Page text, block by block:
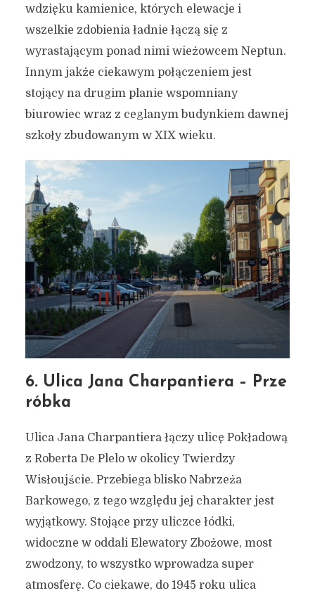
7 ulic, pokazujących jak
ciekawym miastem jest
Gdańsk #29
21 kwietnia 2024
4 min czytania
Kamil Sulewski
wdzięku kamienice, których elewacje i
wszelkie zdobienia ładnie łączą się z
wyrastającym ponad nimi wieżowcem Neptun.
Innym jakże ciekawym połączeniem jest
stojący na drugim planie wspomniany
biurowiec wraz z ceglanym budynkiem dawnej
szkoły zbudowanym w XIX wieku.
6. Ulica Jana Charpantiera – Prze
róbka
Ulica Jana Charpantiera łączy ulicę Pokładową
z Roberta De Plelo w okolicy Twierdzy
Wisłoujście. Przebiega blisko Nabrzeża
Barkowego, z tego względu jej charakter jest
wyjątkowy. Stojące przy uliczce łódki,
widoczne w oddali Elewatory Zbożowe, most
zwodzony, to wszystko wprowadza super
atmosferę. Co ciekawe, do 1945 roku ulica